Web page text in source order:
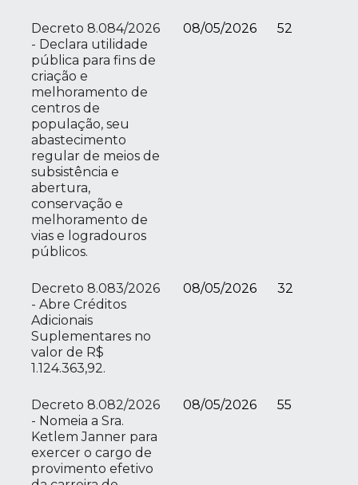
Decreto 8.084/2026
- Declara utilidade
pública para fins de
criação e
melhoramento de
centros de
população, seu
abastecimento
regular de meios de
subsistência e
abertura,
conservação e
melhoramento de
vias e logradouros
públicos.
08/05/2026 52
Decreto 8.083/2026
- Abre Créditos
Adicionais
Suplementares no
valor de R$
1.124.363,92.
08/05/2026 32
Decreto 8.082/2026
- Nomeia a Sra.
Ketlem Janner para
exercer o cargo de
provimento efetivo
08/05/2026 55